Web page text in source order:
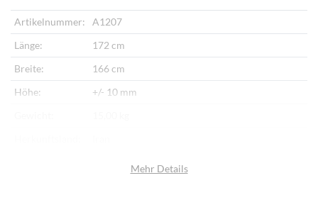
Artikelnummer:
A1207
Länge:
172 cm
Breite:
166 cm
Höhe:
+/- 10 mm
Mehr Details